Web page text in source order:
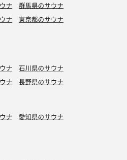
ナ
群馬県のサウナ
ナ
東京都のサウナ
ナ
石川県のサウナ
ナ 長野県のサウナ
ナ
愛知県のサウナ